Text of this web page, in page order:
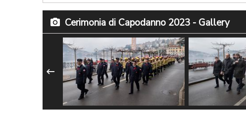
Cerimonia di Capodanno 2023 - Gallery